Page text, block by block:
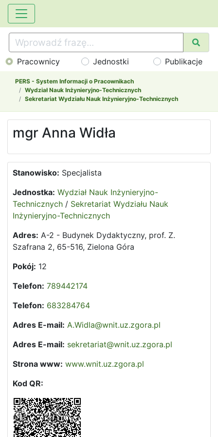
Pracownicy Jednostki Publikacje
PERS - System Informacji o Pracownikach
Wydział Nauk Inżynieryjno-Technicznych
Sekretariat Wydziału Nauk Inżynieryjno-Technicznych
mgr Anna Widła
Stanowisko: Specjalista
Jednostka: Wydział Nauk Inżynieryjno-
Technicznych/ Sekretariat Wydziału Nauk
Inżynieryjno-Technicznych
Adres: A-2 - Budynek Dydaktyczny, prof. Z.
Szafrana 2, 65-516, Zielona Góra
Pokój: 12
Telefon: 789442174
Telefon: 683284764
Adres E-mail: A.Widla@wnit.uz.zgora.pl
Adres E-mail: sekretariat@wnit.uz.zgora.pl
Strona www: www.wnit.uz.zgora.pl
Kod QR: